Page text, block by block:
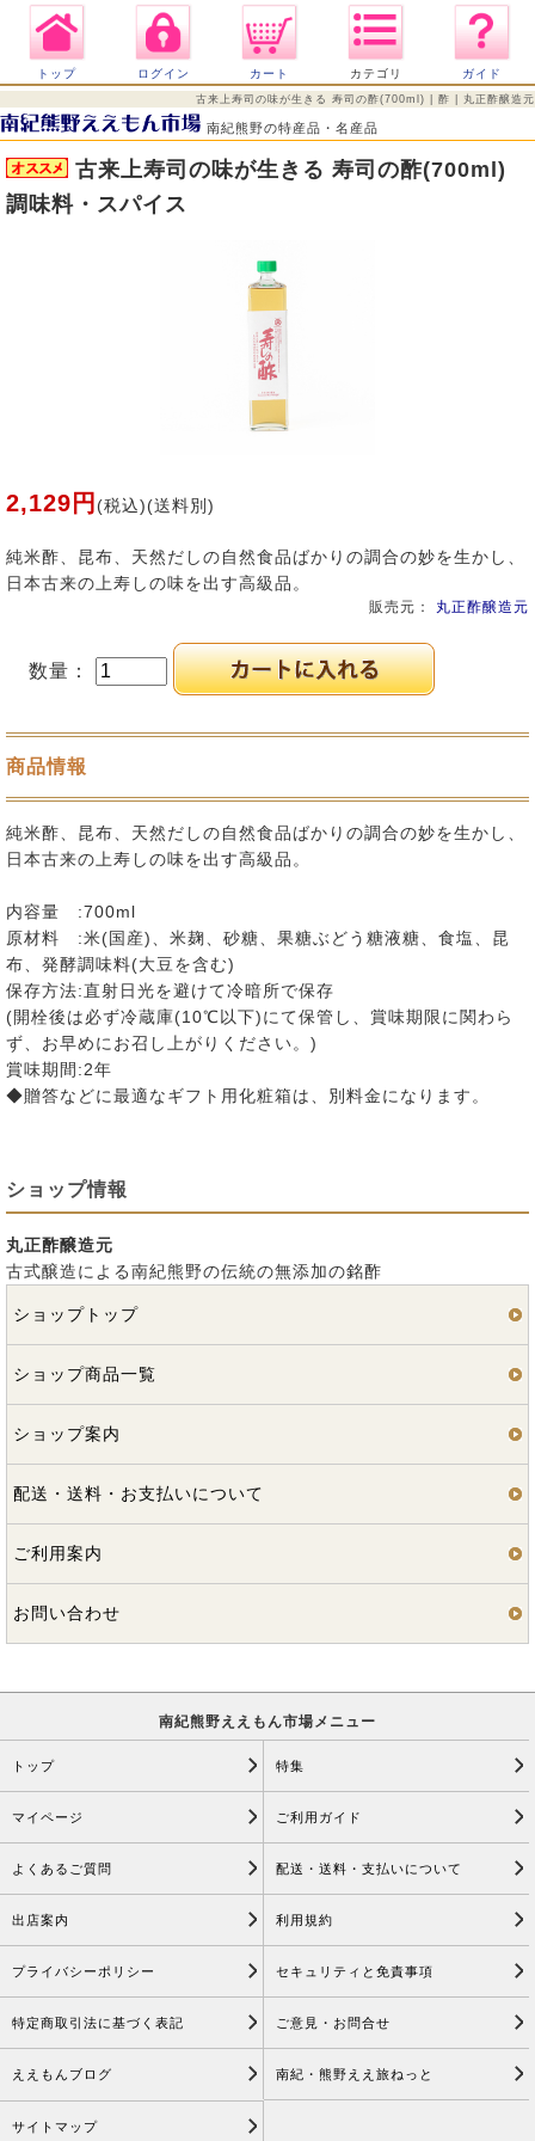
トップ ログイン カート カテゴリ ガイド
古来上寿司の味が生きる 寿司の酢(700ml) | 酢 | 丸正酢醸造元
南紀熊野の特産品・名産品
古来上寿司の味が生きる 寿司の酢(700ml)
調味料・スパイス
2,129円 (税込)(送料別)
純米酢、昆布、天然だしの自然食品ばかりの調合の妙を生かし、
日本古来の上寿しの味を出す高級品。
販売元： 丸正酢醸造元
数量：
商品情報
純米酢、昆布、天然だしの自然食品ばかりの調合の妙を生かし、
日本古来の上寿しの味を出す高級品。
内容量 :700ml
原材料 :米(国産)、米麹、砂糖、果糖ぶどう糖液糖、食塩、昆
布、発酵調味料(大豆を含む)
保存方法:直射日光を避けて冷暗所で保存
(開栓後は必ず冷蔵庫(10℃以下)にて保管し、賞味期限に関わら
ず、お早めにお召し上がりください。)
賞味期間:2年
◆贈答などに最適なギフト用化粧箱は、別料金になります。
ショップ情報
丸正酢醸造元
古式醸造による南紀熊野の伝統の無添加の銘酢
ショップトップ
ショップ商品一覧
ショップ案内
配送・送料・お支払いについて
ご利用案内
お問い合わせ
南紀熊野ええもん市場メニュー
トップ 特集
マイページ ご利用ガイド
よくあるご質問 配送・送料・支払いについて
出店案内 利用規約
プライバシーポリシー セキュリティと免責事項
特定商取引法に基づく表記 ご意見・お問合せ
ええもんブログ 南紀・熊野ええ旅ねっと
サイトマップ